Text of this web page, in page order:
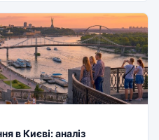
в Києві: аналіз